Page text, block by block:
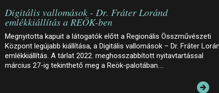
Digitális vallomások - Dr. Fráter Loránd
emlékkiállítás a REÖK-ben
Megnyitotta kapuit a látogatók előtt a Regionális Összművészeti
Központ legújabb kiállítása, a Digitális vallomások – Dr. Fráter
emlékkiállítás. A tárlat 2022. meghosszabbított nyitavtartással
március 27-ig tekinthető meg a Reök-palotában.…